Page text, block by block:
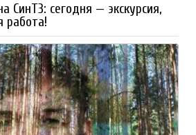
СинТЗ: сегодня — экскурсия,
работа!